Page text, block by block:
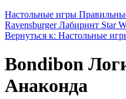
Настольные игры
Ravensburger Лабиринт Star
Вернуться к: Настольные
Bondibon
Анаконда